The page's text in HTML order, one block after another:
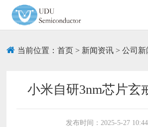
当前位置：首页 > 新闻资讯 >公司新
小米自研3nm芯片玄
发布时间：2025-5-27